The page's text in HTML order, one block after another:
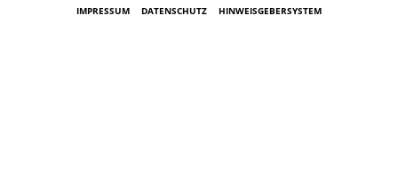
IMPRESSUM DATENSCHUTZ HINWEISGEBERSYSTEM